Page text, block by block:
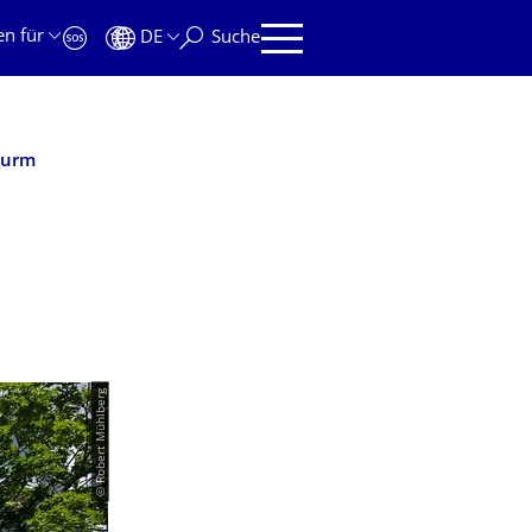
für DE Suche
© Robert Mühlberg